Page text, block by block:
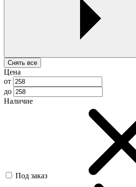
Снять все
Цена
от
до
Наличие
Под заказ